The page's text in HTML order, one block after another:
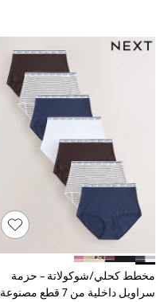
Sets & Outfits
Rompers
Sandals
Swimwear
Sun Hats & Caps
Mens' Holiday Shop
Occasionwear
Shirts
Linen Collection
Polo Shirts
Tops & T-Shirts
Trousers & Chinos
Jeans
Sandals
Swimwear
Hats & Caps
Vests
مخطط كحلي/شوكولاتة - حزمة
سراويل داخلية من 7 قطع مصنوعة